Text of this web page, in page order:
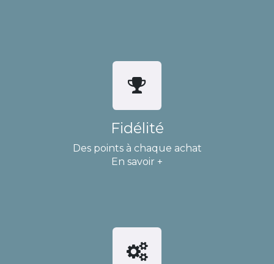
Fidélité
Des points à chaque achat
En savoir +